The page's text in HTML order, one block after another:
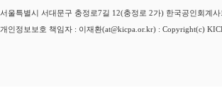
서울특별시 서대문구 충정로7길 12(충정로 2가) 한국공인회계
개인정보보호 책임자 : 이재환(at@kicpa.or.kr) : Copyright(c)